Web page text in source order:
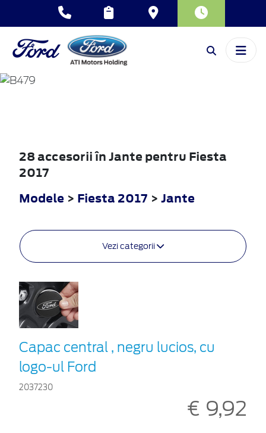
FIESTA
28 accesorii în Jante pentru Fiesta
2017
Modele > Fiesta 2017 > Jante
Vezi categorii
Capac central , negru lucios, cu
logo-ul Ford
2037230
€ 9,92